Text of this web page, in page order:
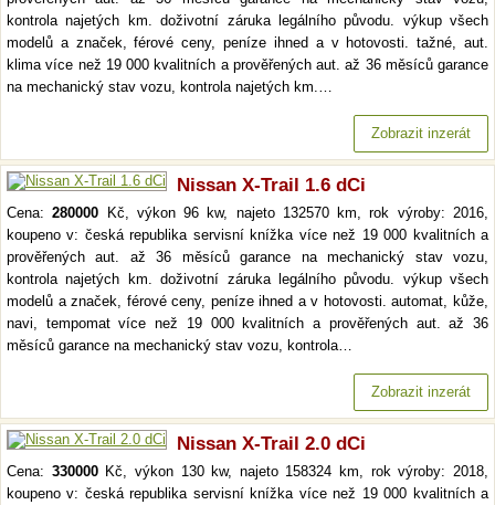
kontrola najetých km. doživotní záruka legálního původu. výkup všech
modelů a značek, férové ceny, peníze ihned a v hotovosti. tažné, aut.
klima více než 19 000 kvalitních a prověřených aut. až 36 měsíců garance
na mechanický stav vozu, kontrola najetých km.…
Zobrazit inzerát
Nissan X-Trail 1.6 dCi
Cena:280000 Kč, výkon 96 kw, najeto 132570 km, rok výroby: 2016,
koupeno v: česká republika servisní knížka více než 19 000 kvalitních a
prověřených aut. až 36 měsíců garance na mechanický stav vozu,
kontrola najetých km. doživotní záruka legálního původu. výkup všech
modelů a značek, férové ceny, peníze ihned a v hotovosti. automat, kůže,
navi, tempomat více než 19 000 kvalitních a prověřených aut. až 36
měsíců garance na mechanický stav vozu, kontrola…
Zobrazit inzerát
Nissan X-Trail 2.0 dCi
Cena: 330000Kč, výkon 130 kw, najeto 158324 km, rok výroby: 2018,
koupeno v: česká republika servisní knížka více než 19 000 kvalitních a